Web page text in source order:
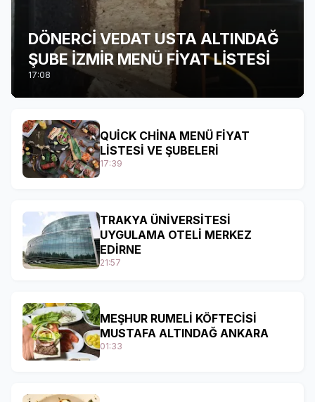
DÖNERCİ VEDAT USTA ALTINDAĞ
ŞUBE İZMİR MENÜ FİYAT LİSTESİ
17:08
QUİCK CHİNA MENÜ FİYAT
LİSTESİ VE ŞUBELERİ
17:39
TRAKYA ÜNİVERSİTESİ
UYGULAMA OTELİ MERKEZ
EDİRNE
21:57
MEŞHUR RUMELİ KÖFTECİSİ
MUSTAFA ALTINDAĞ ANKARA
01:33